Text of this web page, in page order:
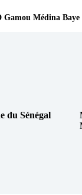
Gamou Médina
du Sénégal